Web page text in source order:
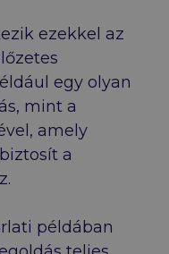
ezekkel az
egy olyan
mint a
amely
a
példában